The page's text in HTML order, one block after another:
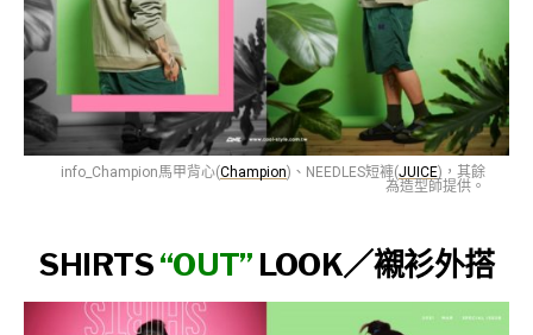
info_Champion馬甲背心(Champion)、NEEDLES短褲(JUICE)，其餘
為造型師提供。
SHIRTS“OUT” LOOK／襯衫外搭